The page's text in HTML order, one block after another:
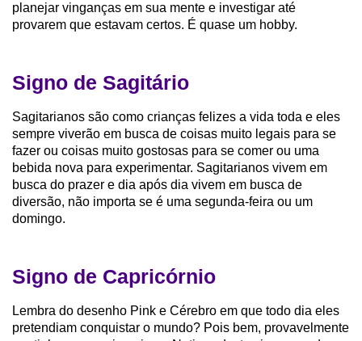
planejar vinganças em sua mente e investigar até
provarem que estavam certos. É quase um hobby.
Signo de Sagitário
Sagitarianos são como crianças felizes a vida toda e eles
sempre viverão em busca de coisas muito legais para se
fazer ou coisas muito gostosas para se comer ou uma
bebida nova para experimentar. Sagitarianos vivem em
busca do prazer e dia após dia vivem em busca de
diversão, não importa se é uma segunda-feira ou um
domingo.
Signo de Capricórnio
Lembra do desenho Pink e Cérebro em que todo dia eles
pretendiam conquistar o mundo? Pois bem, provavelmente